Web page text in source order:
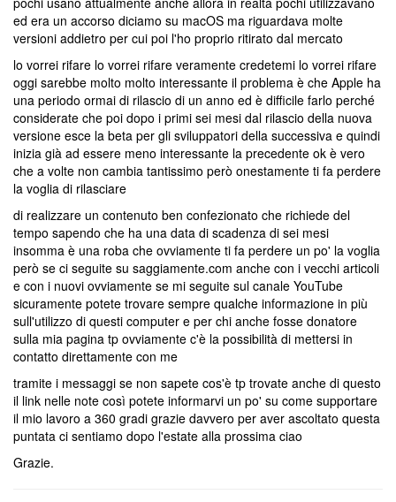
ed era un accorso diciamo su macOS ma riguardava molte
versioni addietro per cui poi l'ho proprio ritirato dal mercato
lo vorrei rifare lo vorrei rifare veramente credetemi lo vorrei rifare
oggi sarebbe molto molto interessante il problema è che Apple ha
una periodo ormai di rilascio di un anno ed è difficile farlo perché
considerate che poi dopo i primi sei mesi dal rilascio della nuova
versione esce la beta per gli sviluppatori della successiva e quindi
inizia già ad essere meno interessante la precedente ok è vero
che a volte non cambia tantissimo però onestamente ti fa perdere
la voglia di rilasciare
di realizzare un contenuto ben confezionato che richiede del
tempo sapendo che ha una data di scadenza di sei mesi
insomma è una roba che ovviamente ti fa perdere un po' la voglia
però se ci seguite su saggiamente.com anche con i vecchi articoli
e con i nuovi ovviamente se mi seguite sul canale YouTube
sicuramente potete trovare sempre qualche informazione in più
sull'utilizzo di questi computer e per chi anche fosse donatore
sulla mia pagina tp ovviamente c'è la possibilità di mettersi in
contatto direttamente con me
tramite i messaggi se non sapete cos'è tp trovate anche di questo
il link nelle note così potete informarvi un po' su come supportare
il mio lavoro a 360 gradi grazie davvero per aver ascoltato questa
puntata ci sentiamo dopo l'estate alla prossima ciao
Grazie.